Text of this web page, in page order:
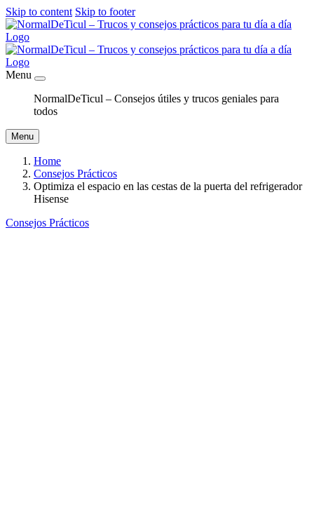
Skip to content Skip to footer
Menu
NormalDeTicul – Consejos útiles y trucos geniales para
todos
Menu
Home
Consejos Prácticos
Optimiza el espacio en las cestas de la puerta del refrigerador
Hisense
Consejos Prácticos